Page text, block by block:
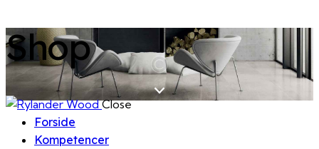
Shop
Close
Forside
Kompetencer